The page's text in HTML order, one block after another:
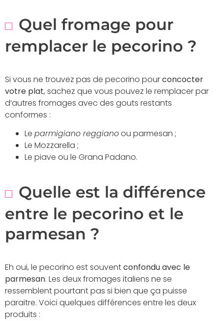
Quel fromage pour
remplacer le pecorino ?
Si vous ne trouvez pas de pecorino pourconcocter
votre plat, sachez que vous pouvez le remplacer par
d’autres fromages avec des gouts restants
conformes :
Le parmigiano reggianoou parmesan ;
Le Mozzarella ;
Le piave ou le Grana Padano.
Quelle est la différence
entre le pecorino et le
parmesan ?
Eh oui, le pecorino est souventconfondu avec le
parmesan. Les deux fromages italiens ne se
ressemblent pourtant pas si bien que ça puisse
paraitre. Voici quelques différences entre les deux
produits :